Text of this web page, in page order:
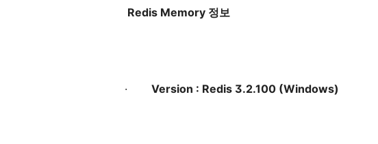
Redis Memory 정보
· Version : Redis 3.2.100 (Windows)